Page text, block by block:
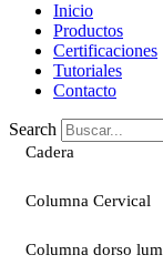
Inicio
Productos
Certificaciones
Tutoriales
Contacto
Search
Cadera
Columna Cervical
Columna dorso